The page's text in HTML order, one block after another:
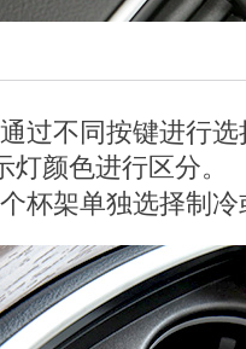
过不同按键进行
颜色进行区分。
杯架单独选择制